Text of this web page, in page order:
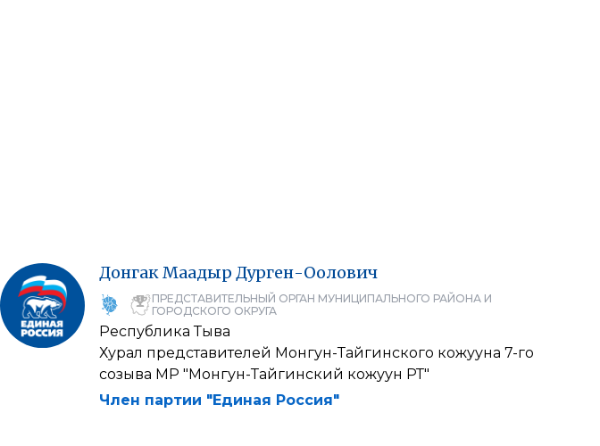
ДонгакМаадыр Дурген-Оолович
ПРЕДСТАВИТЕЛЬНЫЙ ОРГАН МУНИЦИПАЛЬНОГО РАЙОНА И
ГОРОДСКОГО ОКРУГА
Республика Тыва
Хурал представителей Монгун-Тайгинского кожууна 7-го
созыва МР "Монгун-Тайгинский кожуун РТ"
Член партии "Единая Россия"